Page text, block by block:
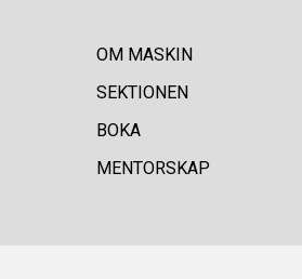
OM MASKIN
SEKTIONEN
BOKA
MENTORSKAP